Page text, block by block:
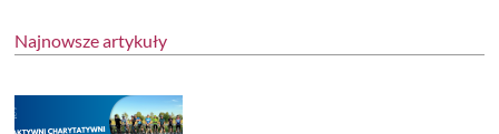
Najnowsze artykuły